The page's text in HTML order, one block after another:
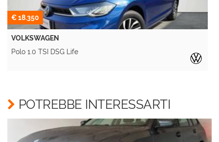
€ 18.350
VOLKSWAGEN
Polo 1.0 TSI DSG Life
POTREBBE INTERESSARTI